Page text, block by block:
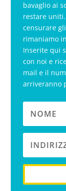
bavaglio ai
restare
censurare
rimaniamo
Inserite qui
con noi e
mail e il
arriveranno